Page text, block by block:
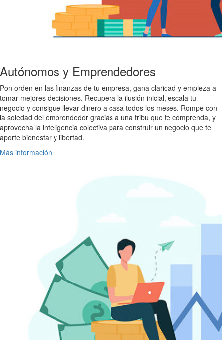
Autónomos y Emprendedores
Pon orden en las finanzas de tu empresa, gana claridad y empieza a
tomar mejores decisiones. Recupera la ilusión inicial, escala tu
negocio y consigue llevar dinero a casa todos los meses. Rompe con
la soledad del emprendedor gracias a una tribu que te comprenda, y
aprovecha la inteligencia colectiva para construir un negocio que te
aporte bienestar y libertad.
Más información